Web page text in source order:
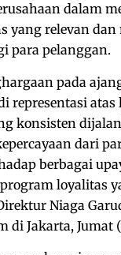
dalam
yang relevan
para pelanggan.
pada
representasi atas
konsisten
dari
berbagai
loyalitas
Niaga
di Jakarta, Jumat